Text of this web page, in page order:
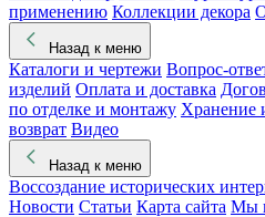
применению Коллекции декора
Назад к меню
Каталоги и чертежи Вопрос-
изделий Оплата и доставка
по отделке и монтажу Хранение
возврат Видео
Назад к меню
Воссоздание исторических
Новости Статьи Карта сайта Мы